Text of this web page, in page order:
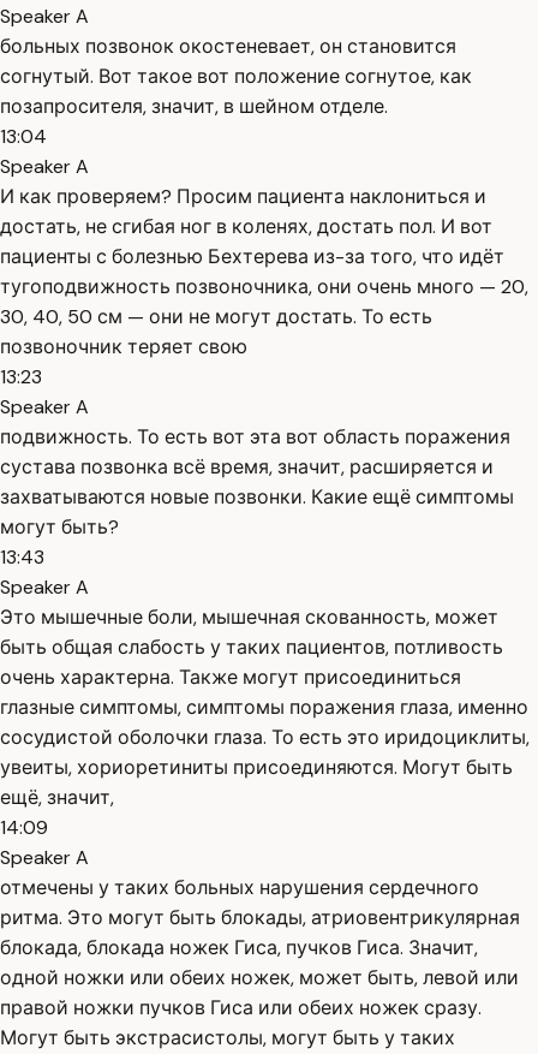
Speaker A
больных позвонок окостеневает, он становится
согнутый. Вот такое вот положение согнутое, как
позапросителя, значит, в шейном отделе.
13:04
Speaker A
И как проверяем? Просим пациента наклониться и
достать, не сгибая ног в коленях, достать пол. И вот
пациенты с болезнью Бехтерева из-за того, что идёт
тугоподвижность позвоночника, они очень много — 20,
30, 40, 50 см — они не могут достать. То есть
позвоночник теряет свою
13:23
Speaker A
подвижность. То есть вот эта вот область поражения
сустава позвонка всё время, значит, расширяется и
захватываются новые позвонки. Какие ещё симптомы
могут быть?
13:43
Speaker A
Это мышечные боли, мышечная скованность, может
быть общая слабость у таких пациентов, потливость
очень характерна. Также могут присоединиться
глазные симптомы, симптомы поражения глаза, именно
сосудистой оболочки глаза. То есть это иридоциклиты,
увеиты, хориоретиниты присоединяются. Могут быть
ещё, значит,
14:09
Speaker A
отмечены у таких больных нарушения сердечного
ритма. Это могут быть блокады, атриовентрикулярная
блокада, блокада ножек Гиса, пучков Гиса. Значит,
одной ножки или обеих ножек, может быть, левой или
правой ножки пучков Гиса или обеих ножек сразу.
Могут быть экстрасистолы, могут быть у таких